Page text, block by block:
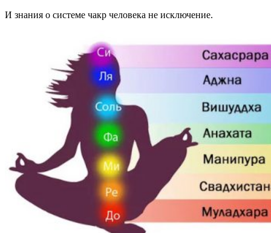
И знания о системе чакр человека не исключение.